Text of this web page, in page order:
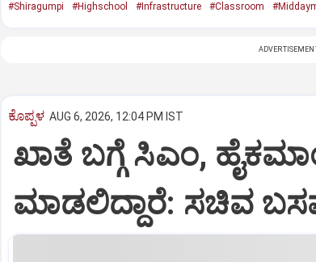
#Shiragumpi #Highschool #Infrastructure #Classroom
ಕೊಪ್ಪಳ AUG 6, 2026, 12:04 PM IST
ಖಾತೆ ಬಗ್ಗೆ ಸಿಎಂ,
ಮಾಡಲಿದ್ದಾರೆ: ಸಚಿವ